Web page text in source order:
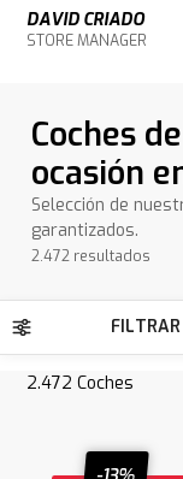
DAVID CRIADO
STORE MANAGER
Coches
ocasión
Selección de
garantizados.
2.472 resultados
FILTRAR
2.472 Coches